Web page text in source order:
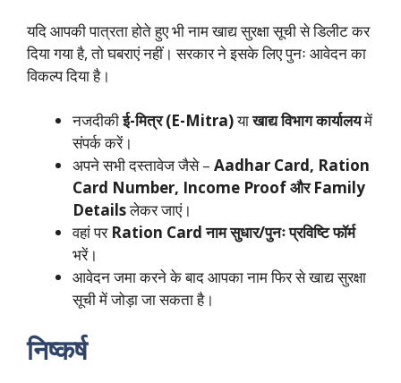
यदि आपकी पात्रता होते हुए भी नाम खाद्य सुरक्षा सूची से डिलीट कर
दिया गया है, तो घबराएं नहीं। सरकार ने इसके लिए पुनः आवेदन का
विकल्प दिया है।
नजदीकीई-मित्र (E-Mitra)याखाद्य विभाग कार्यालयमें
संपर्क करें।
अपने सभी दस्तावेज जैसे – Aadhar Card, Ration
Card Number, Income Proof और Family
Detailsलेकर जाएं।
वहां पर Ration Card नाम सुधार/पुनः प्रविष्टि फॉर्म
भरें।
आवेदन जमा करने के बाद आपका नाम फिर से खाद्य सुरक्षा
सूची में जोड़ा जा सकता है।
निष्कर्ष